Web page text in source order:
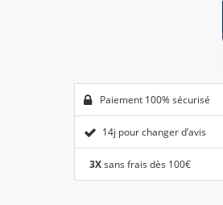
Paiement 100% sécurisé
14j pour changer d’avis
3Xsans frais dès 100€